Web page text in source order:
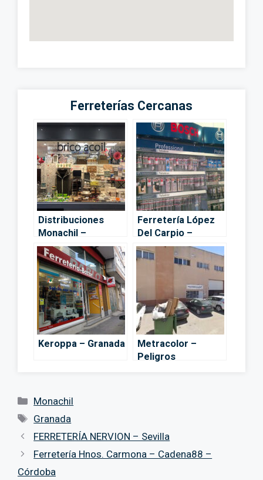
Ferreterías Cercanas
Distribuciones
Monachil –
Monachil
Ferretería López
Del Carpio –
Churriana de la
Vega
Keroppa – Granada
Metracolor –
Peligros
Categorías
Monachil
Etiquetas
Granada
FERRETERÍA NERVION – Sevilla
Ferretería Hnos. Carmona – Cadena88 –
Córdoba